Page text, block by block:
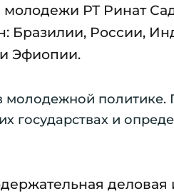
РТ Ринат
Бразилии, России,
Эфиопии.
молодежной политике.
государствах и